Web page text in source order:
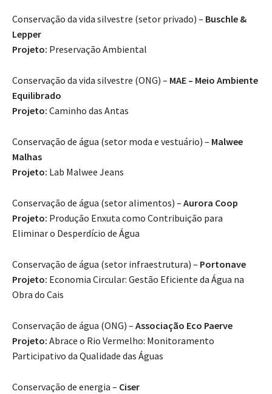
Conservação da vida silvestre (setor privado) – Buschle &
Lepper
Projeto: Preservação Ambiental
Conservação da vida silvestre (ONG) – MAE – Meio Ambiente
Equilibrado
Projeto: Caminho das Antas
Conservação de água (setor moda e vestuário) – Malwee
Malhas
Projeto: Lab Malwee Jeans
Conservação de água (setor alimentos) – Aurora Coop
Projeto: Produção Enxuta como Contribuição para
Eliminar o Desperdício de Água
Conservação de água (setor infraestrutura) – Portonave
Projeto: Economia Circular: Gestão Eficiente da Água na
Obra do Cais
Conservação de água (ONG) – Associação Eco Paerve
Projeto: Abrace o Rio Vermelho: Monitoramento
Participativo da Qualidade das Águas
Conservação de energia – Ciser